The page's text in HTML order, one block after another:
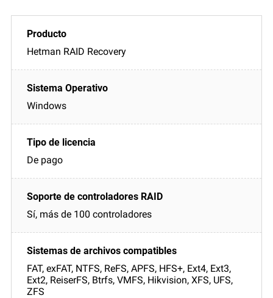
Hetman RAID Recovery
Windows
De pago
Sí, más de 100 controladores
FAT, exFAT, NTFS, ReFS, APFS, HFS+, Ext4, Ext3,
Ext2, ReiserFS, Btrfs, VMFS, Hikvision, XFS, UFS,
ZFS